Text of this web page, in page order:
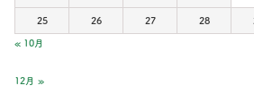
25 26 27 28
« 10月
12月 »